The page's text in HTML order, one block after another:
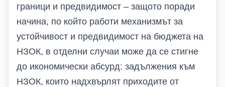
граници и предвидимост – защото поради
начина, по който работи механизмът за
устойчивост и предвидимост на бюджета на
НЗОК, в отделни случаи може да се стигне
до икономически абсурд: задължения към
НЗОК, които надхвърлят приходите от